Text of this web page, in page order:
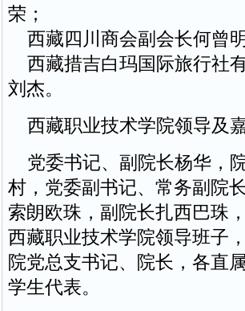
荣；
西藏四川商会副会长何曾明
西藏措吉白玛国际旅行社
刘杰。
西藏职业技术学院领导及嘉
党委书记、副院长杨华，
村，党委副书记、常务副院
索朗欧珠，副院长扎西巴珠
西藏职业技术学院领导班子
院党总支书记、院长，各直
学生代表。